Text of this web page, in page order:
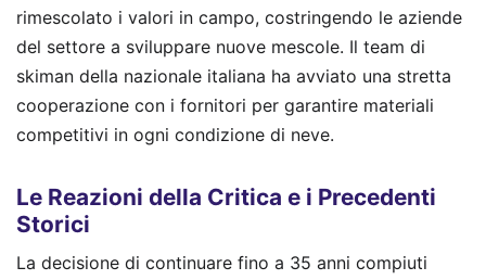
rimescolato i valori in campo, costringendo le aziende
del settore a sviluppare nuove mescole. Il team di
skiman della nazionale italiana ha avviato una stretta
cooperazione con i fornitori per garantire materiali
competitivi in ogni condizione di neve.
Le Reazioni della Critica e i Precedenti
Storici
La decisione di continuare fino a 35 anni compiuti